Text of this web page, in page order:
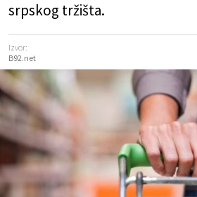
srpskog tržišta.
Izvor:
B92.net